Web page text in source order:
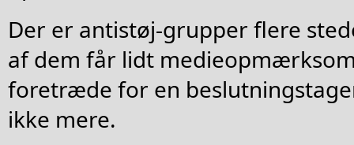
Der er antistøj-grupper flere
af dem får lidt
foretræde for en
ikke mere.